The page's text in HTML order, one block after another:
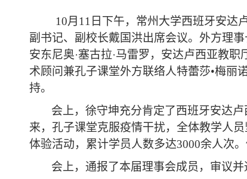
10月11日下午， 常州大学西班牙安达
副书记、副校长戴国洪出席会议。外方理事
安东尼奥·塞古拉·马雷罗， 安达卢西亚教职
术顾问兼孔子课堂外方联络人特蕾莎•梅丽
持。
会上，徐守坤充分肯定了西班牙安达
来，孔子课堂克服疫情干扰，全体教学人
体验活动，累计学员人数多达3000余人次
会 上，通报了本届理事会成员， 审议并